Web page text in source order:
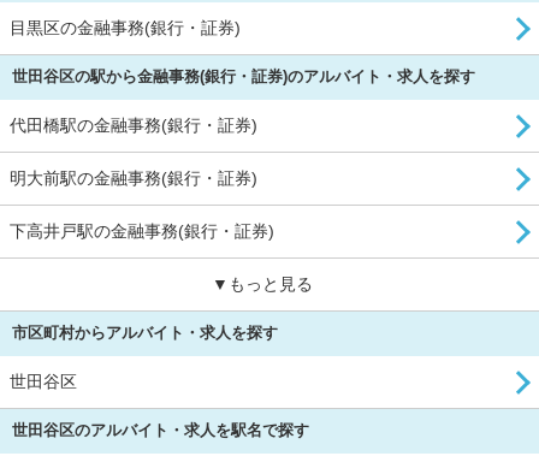
目黒区の金融事務(銀行・証券)
世田谷区の駅から金融事務(銀行・証券)のアルバイト・求人を探す
代田橋駅の金融事務(銀行・証券)
明大前駅の金融事務(銀行・証券)
下高井戸駅の金融事務(銀行・証券)
▼もっと見る
市区町村からアルバイト・求人を探す
世田谷区
世田谷区のアルバイト・求人を駅名で探す